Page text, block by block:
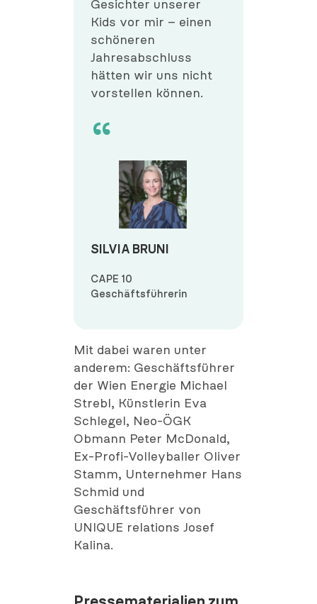
Gesichter unserer
Kids vor mir – einen
schöneren
Jahresabschluss
hätten wir uns nicht
vorstellen können.
SILVIA BRUNI
CAPE 10
Geschäftsführerin
Mit dabei waren unter
anderem: Geschäftsführer
der Wien Energie Michael
Strebl, Künstlerin Eva
Schlegel, Neo-ÖGK
Obmann Peter McDonald,
Ex-Profi-Volleyballer Oliver
Stamm, Unternehmer Hans
Schmid und
Geschäftsführer von
UNIQUE relations Josef
Kalina.